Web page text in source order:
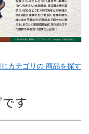
じカテゴリの 商品を探す
す